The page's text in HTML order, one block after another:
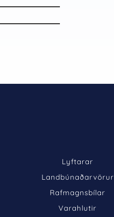
Lyftarar
Landbúnaðarvörur
Rafmagnsbílar
Varahlutir